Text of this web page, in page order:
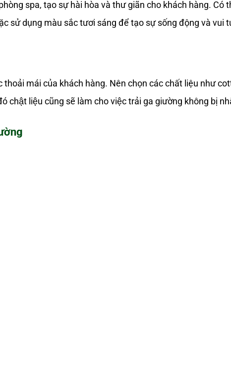
spa, tạo sự hài hòa và thư giãn cho khách hàng. Có
sử dụng màu sắc tươi sáng để tạo sự sống động và vui
mái của khách hàng. Nên chọn các chất liệu như
chật liệu cũng sẽ làm cho việc trải ga giường không bị